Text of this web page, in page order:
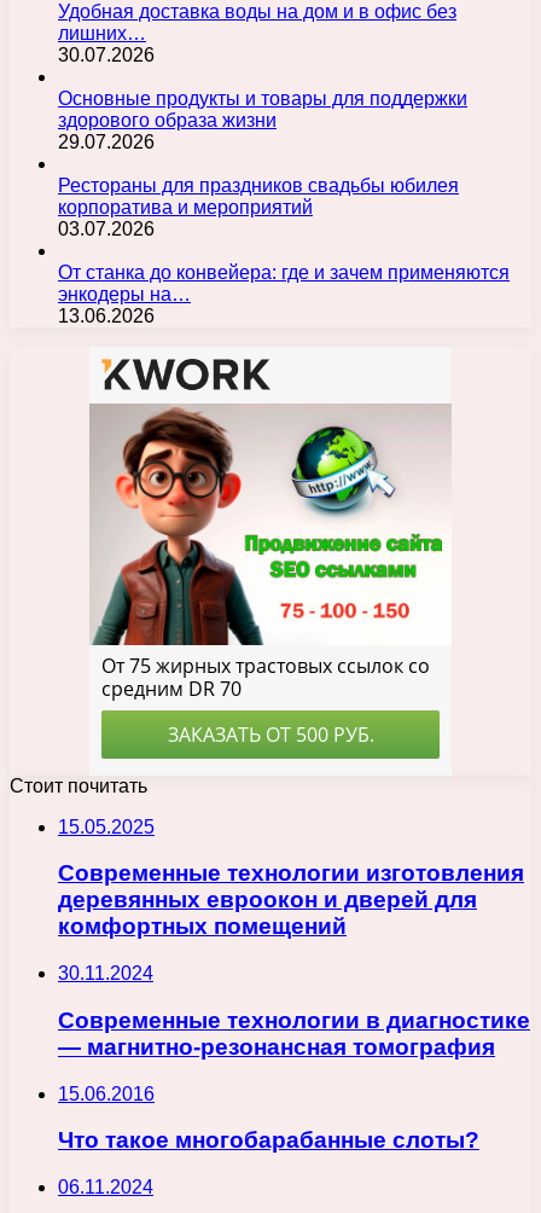
Удобная доставка воды на дом и в офис без
лишних…
30.07.2026
Основные продукты и товары для поддержки
здорового образа жизни
29.07.2026
Рестораны для праздников свадьбы юбилея
корпоратива и мероприятий
03.07.2026
От станка до конвейера: где и зачем применяются
энкодеры на…
13.06.2026
Стоит почитать
15.05.2025
Современные технологии изготовления
деревянных евроокон и дверей для
комфортных помещений
30.11.2024
Современные технологии в диагностике
— магнитно-резонансная томография
15.06.2016
Что такое многобарабанные слоты?
06.11.2024